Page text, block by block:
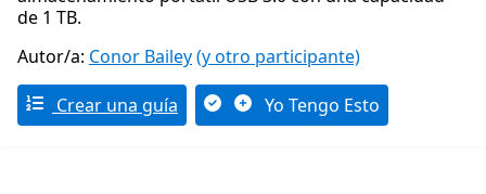
de 1 TB.
Autor/a: Conor Bailey(y otro participante)
Crear una guía Yo Tengo Esto